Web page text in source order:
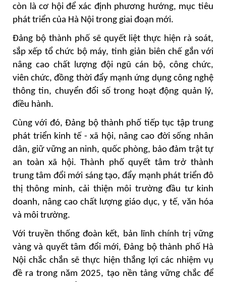
còn là cơ hội để xác định phương hướng, mục tiêu
phát triển của Hà Nội trong giai đoạn mới.
Đảng bộ thành phố sẽ quyết liệt thực hiện rà soát,
sắp xếp tổ chức bộ máy, tinh giản biên chế gắn với
nâng cao chất lượng đội ngũ cán bộ, công chức,
viên chức, đồng thời đẩy mạnh ứng dụng công nghệ
thông tin, chuyển đổi số trong hoạt động quản lý,
điều hành.
Cùng với đó, Đảng bộ thành phố tiếp tục tập trung
phát triển kinh tế - xã hội, nâng cao đời sống nhân
dân, giữ vững an ninh, quốc phòng, bảo đảm trật tự
an toàn xã hội. Thành phố quyết tâm trở thành
trung tâm đổi mới sáng tạo, đẩy mạnh phát triển đô
thị thông minh, cải thiện môi trường đầu tư kinh
doanh, nâng cao chất lượng giáo dục, y tế, văn hóa
và môi trường.
Với truyền thống đoàn kết, bản lĩnh chính trị vững
vàng và quyết tâm đổi mới, Đảng bộ thành phố Hà
Nội chắc chắn sẽ thực hiện thắng lợi các nhiệm vụ
đề ra trong năm 2025, tạo nền tảng vững chắc để